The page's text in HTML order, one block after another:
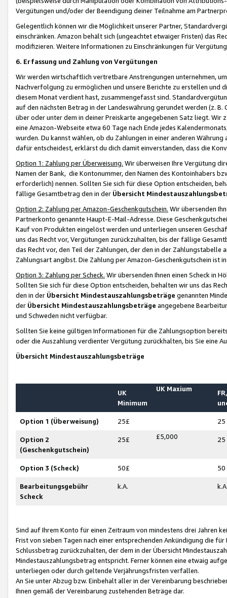
Vergütungen und/oder der Beendigung deiner Teilnahme am
Gelegentlich können wir die Möglichkeit unserer Partner,
einschränken. Amazon behält sich (ungeachtet etwaiger Fristen) das
modifizieren. Weitere Informationen zu Einschränkungen für
6. Erfassung und Zahlung von Vergütungen
Wir werden wirtschaftlich vertretbare Anstrengungen unternehmen,
Nachverfolgung zu ermöglichen und unsere Berichte zu erstellen und
diesem Monat verdient hast, zusammengefasst sind.
auf den nächsten Betrag in der Landeswährung gerundet werden (z.
über oder unter dem in deiner Preiskarte angegebenen Satz liegt.
eine Amazon-Webseite etwa 60 Tage nach Ende jedes
wurden. Du kannst wählen, ob du Zahlungen in einer anderen
dafür entscheidest, erklärst du dich damit einverstanden, dass die
Option 1: Zahlung per Überweisung. Wir überweisen Ihre Vergütung
Namen der Bank, die Kontonummer, den Namen des Kontoinhabers
erforderlich) nennen. Sollten Sie sich für diese Option entscheiden,
fällige Gesamtbetrag den in der Übersicht
Option 2: Zahlung per Amazon-Geschenkgutschein. Wir übersenden
Partnerkonto genannte Haupt-E-Mail-Adresse. Diese
Kauf von Produkten eingelöst werden und unterliegen unseren
uns das Recht vor, Vergütungen zurückzuhalten, bis der fällige
das Recht vor, den Teil der Zahlungen, der den in der
Zahlungsart angibst. Die Zahlung per Amazon-Geschenkgutschein ist
Option 3: Zahlung per Scheck. Wir übersenden Ihnen einen Scheck in
Sollten Sie sich für diese Option entscheiden, behalten wir uns das
den in der Übersicht Mindestauszahlungsbeträge genannten
der Übersicht Mindestauszahlungsbeträge angegebene
und Schweden nicht verfügbar.
Sollten Sie keine gültigen Informationen für die Zahlungsoption
oder die Auszahlung verdienter Vergütung zurückhalten, bis Sie
Übersicht Mindestauszahlungsbeträge
UK
Minimum
UK Maxium
Option 1 (Überweisung) 25£ 25
Option 2
(Geschenkgutschein)
25£ £5,000 25
Option 3 (Scheck) 50£ 50
Bearbeitungsgebühr
Scheck
k.A.
Sind auf Ihrem Konto für einen Zeitraum von mindestens drei Jahren
Frist von sieben Tagen nach einer entsprechenden Ankündigung die
Schlussbetrag zurückzuhalten, der dem in der Übersicht
Mindestauszahlungsbetrag entspricht. Ferner können eine etwaig
unterliegen oder durch geltende Verjährungsfristen verfallen.
An Sie unter Abzug bzw. Einbehalt aller in der Vereinbarung
Ihnen gemäß der Vereinbarung zustehenden Beträge dar.